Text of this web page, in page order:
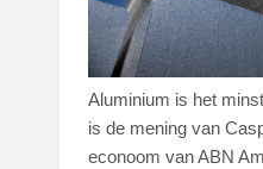
Aluminium is het
is de mening van
econoom van ABN